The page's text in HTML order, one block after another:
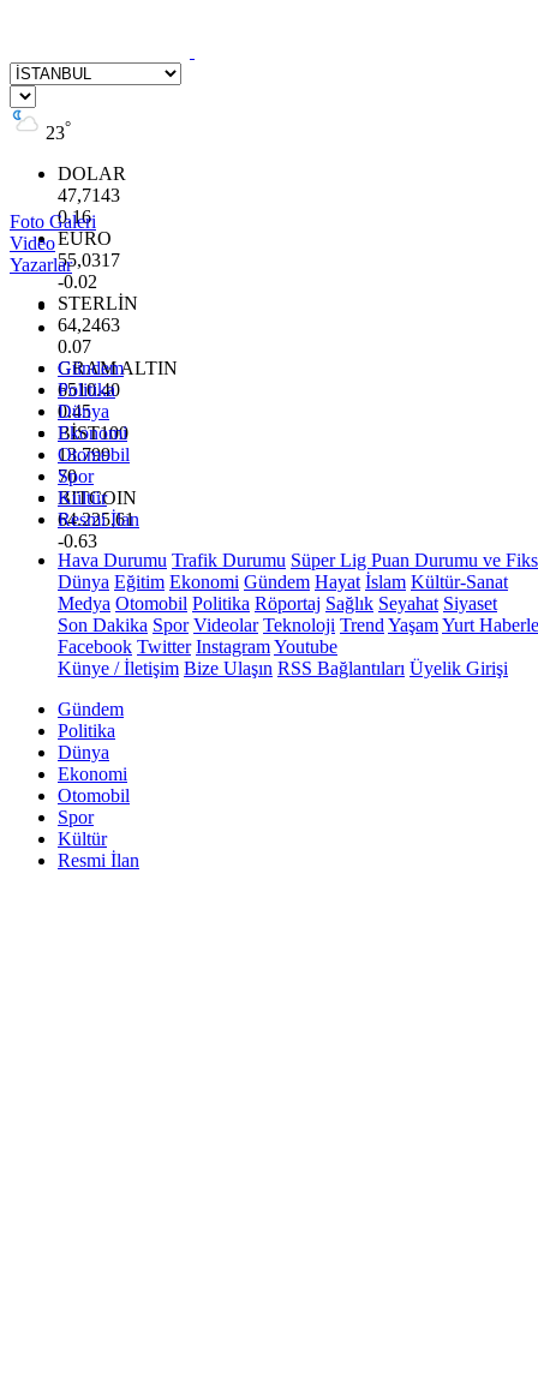
23°
DOLAR
47,7143
0.16
EURO
55,0317
-0.02
STERLİN
64,2463
0.07
GRAM ALTIN
6510.40
0.45
BİST100
13.799
70
BITCOIN
64.225,61
-0.63
Foto Galeri
Video
Yazarlar
Gündem
Politika
Dünya
Ekonomi
Otomobil
Spor
Kültür
Resmi İlan
Hava Durumu Trafik Durumu Süper Lig Puan Durumu ve
Dünya Eğitim Ekonomi Gündem Hayat İslam Kültür-Sanat
Medya Otomobil Politika Röportaj Sağlık Seyahat Siyaset
Son Dakika Spor Videolar Teknoloji Trend YaşamYurt
Facebook Twitter InstagramYoutube
Künye / İletişim Bize Ulaşın RSS Bağlantıları Üyelik Girişi
Gündem
Politika
Dünya
Ekonomi
Otomobil
Spor
Kültür
Resmi İlan